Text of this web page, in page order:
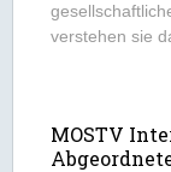
verstehen sie
MOSTV